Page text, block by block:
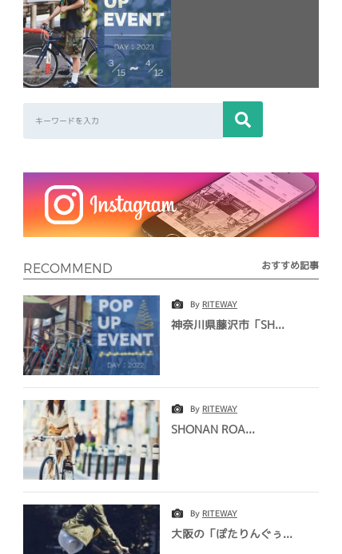
RECOMMEND おすすめ記事
By RITEWAY
神奈川県藤沢市「SH...
By RITEWAY
SHONAN ROA...
By RITEWAY
大阪の「ぽたりんぐぅ...